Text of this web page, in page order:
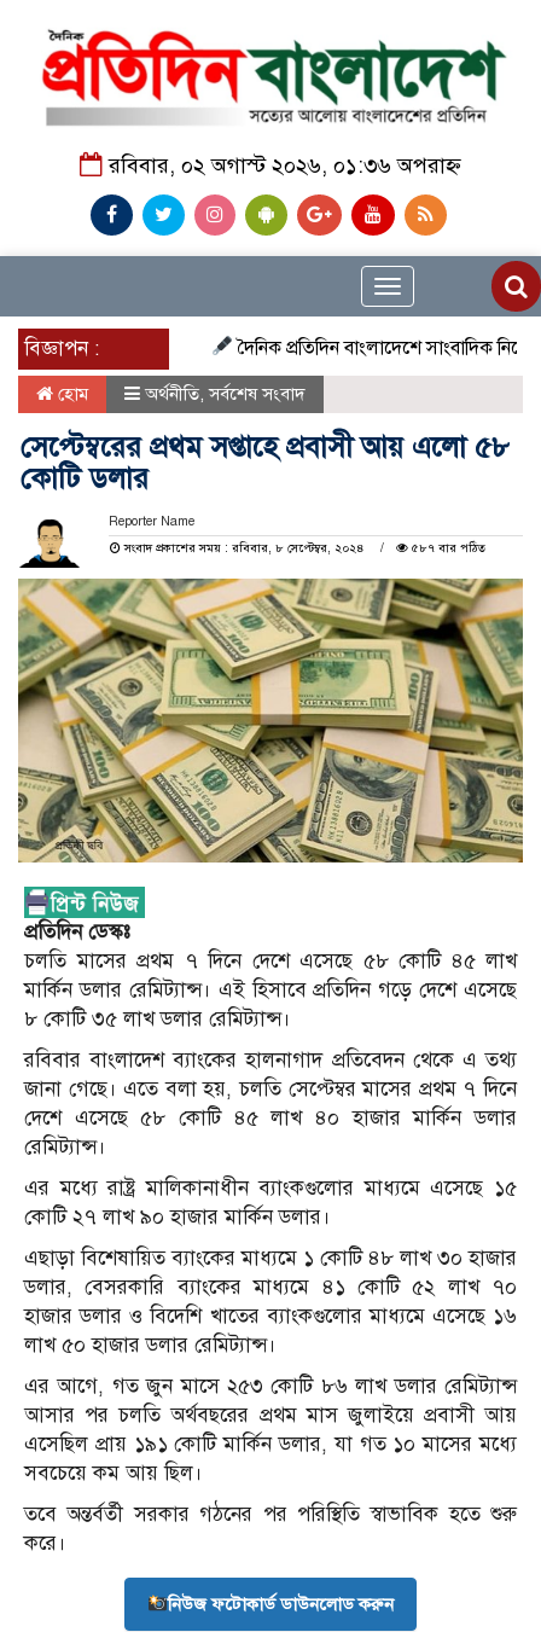
রবিবার, ০২ অগাস্ট ২০২৬, ০১:৩৬ অপরাহ্ন
Toggle
navigation
বিজ্ঞাপন :
দৈনিক প্রতিদিন বাংলাদেশে সাংবাদিক নিয়োগ
হোম অর্থনীতি,সর্বশেষ সংবাদ
সেপ্টেম্বরের প্রথম সপ্তাহে প্রবাসী আয় এলাে ৫৮
কোটি ডলার
Reporter Name
সংবাদ প্রকাশের সময় : রবিবার, ৮ সেপ্টেম্বর, ২০২৪
৫৮৭ বার পঠিত
প্রতিদিন ডেস্কঃ
চলতি মাসের প্রথম ৭ দিনে দেশে এসেছে ৫৮ কোটি ৪৫ লাখ
মার্কিন ডলার রেমিট্যান্স। এই হিসাবে প্রতিদিন গড়ে দেশে এসেছে
৮ কোটি ৩৫ লাখ ডলার রেমিট্যান্স।
রবিবার বাংলাদেশ ব্যাংকের হালনাগাদ প্রতিবেদন থেকে এ তথ্য
জানা গেছে। এতে বলা হয়, চলতি সেপ্টেম্বর মাসের প্রথম ৭ দিনে
দেশে এসেছে ৫৮ কোটি ৪৫ লাখ ৪০ হাজার মার্কিন ডলার
রেমিট্যান্স।
এর মধ্যে রাষ্ট্র মালিকানাধীন ব্যাংকগুলোর মাধ্যমে এসেছে ১৫
কোটি ২৭ লাখ ৯০ হাজার মার্কিন ডলার।
এছাড়া বিশেষায়িত ব্যাংকের মাধ্যমে ১ কোটি ৪৮ লাখ ৩০ হাজার
ডলার, বেসরকারি ব্যাংকের মাধ্যমে ৪১ কোটি ৫২ লাখ ৭০
হাজার ডলার ও বিদেশি খাতের ব্যাংকগুলোর মাধ্যমে এসেছে ১৬
লাখ ৫০ হাজার ডলার রেমিট্যান্স।
এর আগে, গত জুন মাসে ২৫৩ কোটি ৮৬ লাখ ডলার রেমিট্যান্স
আসার পর চলতি অর্থবছরের প্রথম মাস জুলাইয়ে প্রবাসী আয়
এসেছিল প্রায় ১৯১ কোটি মার্কিন ডলার, যা গত ১০ মাসের মধ্যে
সবচেয়ে কম আয় ছিল।
তবে অন্তর্বর্তী সরকার গঠনের পর পরিস্থিতি স্বাভাবিক হতে শুরু
করে।
নিউজ ফটোকার্ড ডাউনলোড করুন